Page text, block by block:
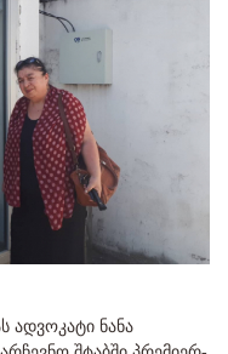
ადვოკატი ნანა